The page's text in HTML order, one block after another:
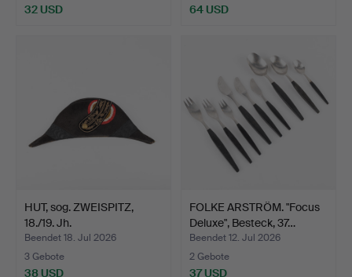
32 USD 64 USD
HUT, sog. ZWEISPITZ,
18./19. Jh.
Beendet 18. Jul 2026
3 Gebote
38 USD
FOLKE ARSTRÖM. "Focus
Deluxe", Besteck, 37…
Beendet 12. Jul 2026
2 Gebote
37 USD